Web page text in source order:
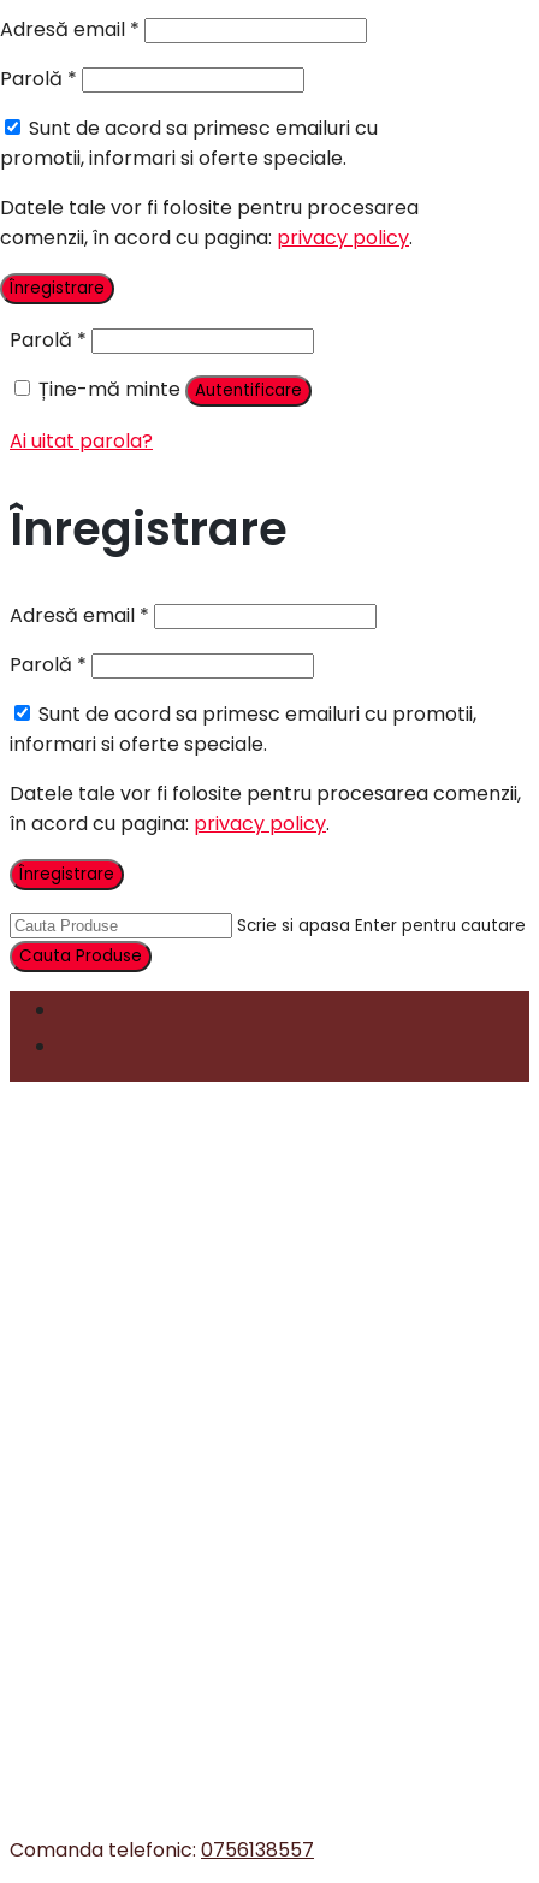
Candy Bar Botez
Contact
Autentificare
Parolă *
Ține-mă minte
Autentificare
Ai uitat parola?
Înregistrare
Adresă email *
Parolă *
Sunt de acord sa primesc emailuri cu promotii,
informari si oferte speciale.
Datele tale vor fi folosite pentru procesarea comenzii,
în acord cu pagina: privacy policy.
Înregistrare
Scrie si apasa Enter pentru cautare
Comanda telefonic: 0756138557
Adresă email *
Parolă *
Sunt de acord sa primesc emailuri cu
promotii, informari si oferte speciale.
Datele tale vor fi folosite pentru procesarea
comenzii, în acord cu pagina: privacy policy.
Înregistrare